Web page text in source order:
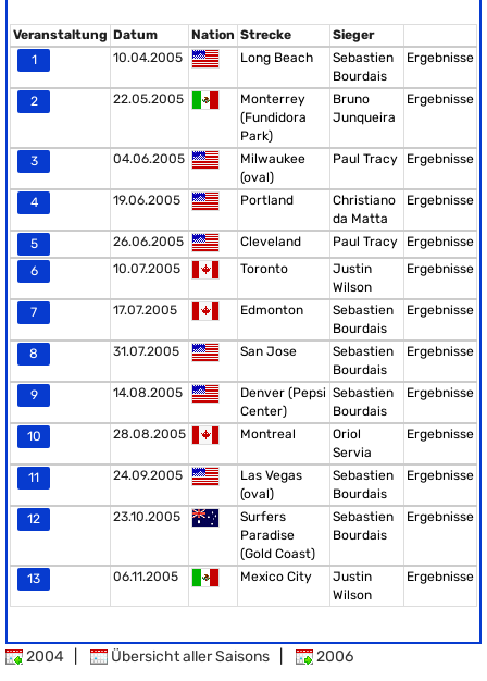
Veranstaltung Datum Nation Strecke
Sieger
1
10.04.2005 Long Beach
Sebastien
Bourdais
Ergebnisse
2 22.05.2005
Monterrey
(Fundidora
Park)
Bruno
Junqueira
Ergebnisse
3 04.06.2005
Milwaukee
(oval)
Paul Tracy Ergebnisse
4 19.06.2005 Portland
Christiano
da Matta
Ergebnisse
5 26.06.2005 Cleveland Paul Tracy
Ergebnisse
6
10.07.2005 Toronto
Justin
Wilson
Ergebnisse
7 17.07.2005 Edmonton
Sebastien
Bourdais
Ergebnisse
8 31.07.2005 San Jose
Sebastien
Bourdais
Ergebnisse
9 14.08.2005
Denver (Pepsi
Center)
Sebastien
Bourdais
Ergebnisse
10 28.08.2005 Montreal
Oriol
Servia
Ergebnisse
11 24.09.2005
Las Vegas
(oval)
Sebastien
Bourdais
Ergebnisse
12 23.10.2005
Surfers
Paradise
(Gold Coast)
Sebastien
Bourdais
Ergebnisse
13 06.11.2005 Mexico City
Justin
Wilson
Ergebnisse
2004 Übersicht aller Saisons 2006